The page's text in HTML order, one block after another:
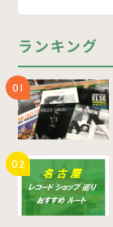
ランキング